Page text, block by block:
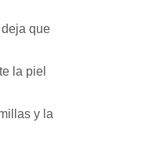
que
la piel
y la